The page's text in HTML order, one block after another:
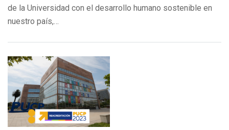
de la Universidad con el desarrollo humano sostenible en
nuestro país,…